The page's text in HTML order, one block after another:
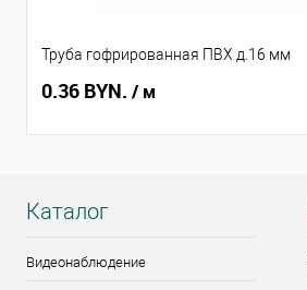
Труба гофрированная ПВХ д.16 мм
0.36 BYN. / м
Каталог
Видеонаблюдение